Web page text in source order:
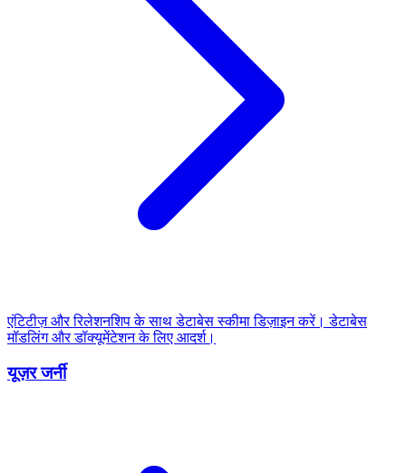
एंटिटीज़ और रिलेशनशिप के साथ डेटाबेस स्कीमा डिज़ाइन करें। डेटाबेस
मॉडलिंग और डॉक्यूमेंटेशन के लिए आदर्श।
यूज़र जर्नी